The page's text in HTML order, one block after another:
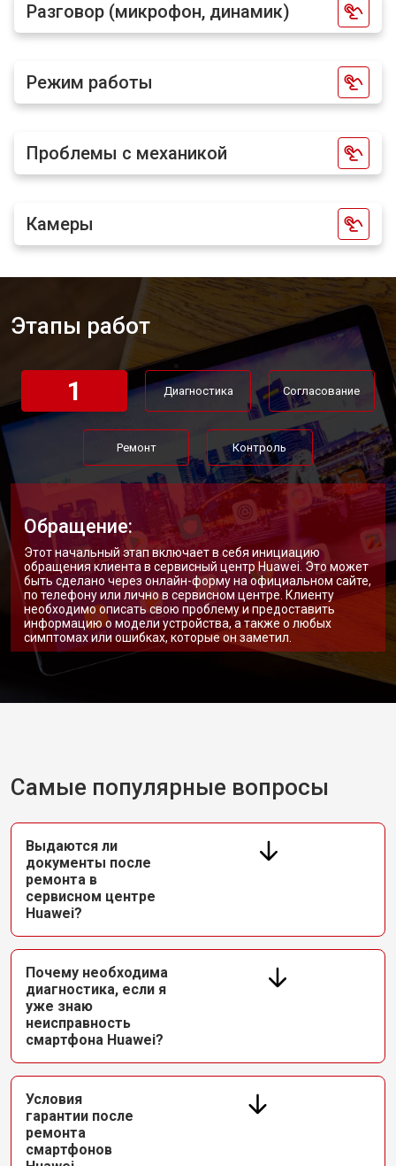
Разговор (микрофон, динамик)
Режим работы
Проблемы с механикой
Камеры
Этапы работ
1 Диагностика Согласование
Ремонт Контроль
Обращение:
Этот начальный этап включает в себя инициацию
обращения клиента в сервисный центр Huawei. Это может
быть сделано через онлайн-форму на официальном сайте,
по телефону или лично в сервисном центре. Клиенту
необходимо описать свою проблему и предоставить
информацию о модели устройства, а также о любых
симптомах или ошибках, которые он заметил.
Самые популярные вопросы
Выдаются ли
документы после
ремонта в
сервисном центре
Huawei?
Почему необходима
диагностика, если я
уже знаю
неисправность
смартфона Huawei?
Условия
гарантии после
ремонта
смартфонов